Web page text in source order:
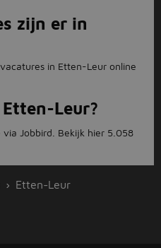
zijn er in
in Etten-Leur online
Leur?
Jobbird. Bekijk hier 5.058
Etten-Leur